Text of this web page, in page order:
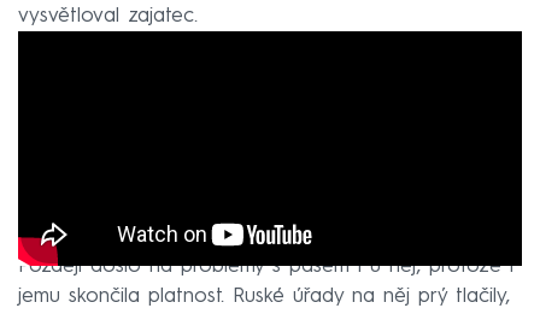
vysvětloval zajatec.
Později došlo na problémy s pasem i u něj, protože i
jemu skončila platnost. Ruské úřady na něj prý tlačily,